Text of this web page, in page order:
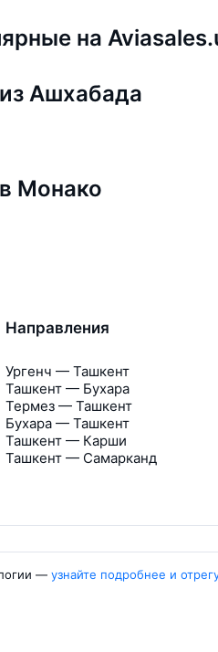
на
Ашхабада
Монако
Направления
Ургенч — Ташкент
Ташкент — Бухара
Термез — Ташкент
Бухара — Ташкент
Ташкент — Карши
Ташкент — Самарканд
— узнайте подробнее и